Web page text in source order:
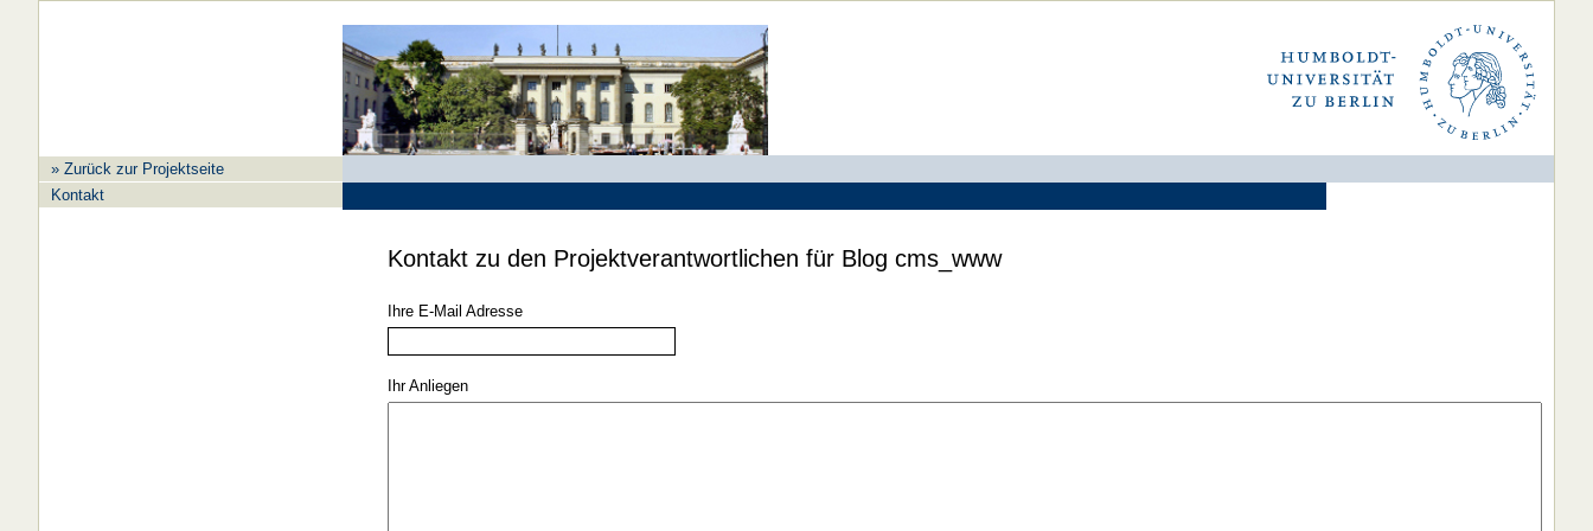
» Zurück zur Projektseite
Kontakt
Kontakt zu den Projektverantwortlichen für Blog cms_www
Ihre E-Mail Adresse
Ihr Anliegen